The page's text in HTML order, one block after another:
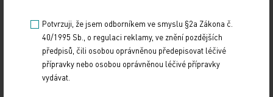
diagnostiku existuje řada pacientek, u kterých
nebylo onemocnění rozpoznáno včas. Právě
pacientkám s metastatickým karcinomem prsu
(MBC) a první linií léčby se věnoval Javier Cortés z
Potvrzuji, že jsem odborníkem ve smyslu §2a Zákona č.
40/1995 Sb., o regulaci reklamy, ve znění pozdějších
předpisů, čili osobou oprávněnou předepisovat léčivé
přípravky nebo osobou oprávněnou léčivé přípravky
vydávat.